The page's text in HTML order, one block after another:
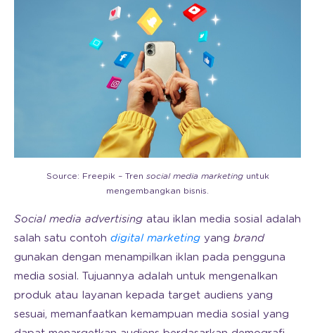
Source: Freepik – Tren social media marketinguntuk
mengembangkan bisnis.
Social media advertising atau iklan media sosial adalah
salah satu contoh digital marketing yang brand
gunakan dengan menampilkan iklan pada pengguna
media sosial. Tujuannya adalah untuk mengenalkan
produk atau layanan kepada target audiens yang
sesuai, memanfaatkan kemampuan media sosial yang